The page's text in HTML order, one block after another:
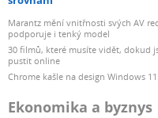
Marantz mění vnitřnosti svých AV
podporuje i tenký model
30 filmů, které musíte vidět, dokud
pustit online
Chrome kašle na design Windows
Ekonomika a byznys